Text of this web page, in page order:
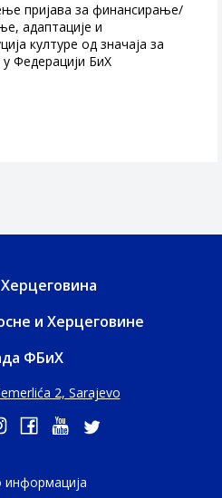
пријава за финансирање/
адаптације и
културе од значаја за
Федерацији БиХ
и Херцеговине
ФБиХ
2, Sarajevo
информација